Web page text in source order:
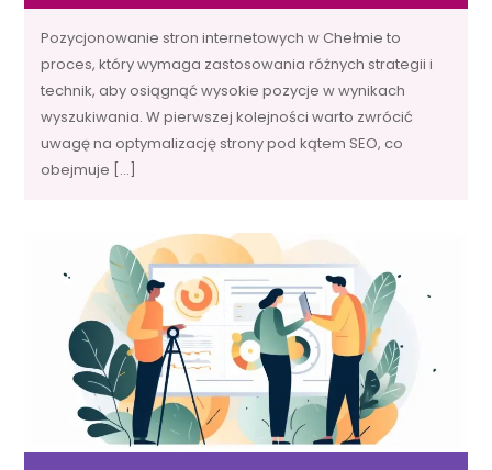
Pozycjonowanie stron internetowych w Chełmie to
proces, który wymaga zastosowania różnych strategii i
technik, aby osiągnąć wysokie pozycje w wynikach
wyszukiwania. W pierwszej kolejności warto zwrócić
uwagę na optymalizację strony pod kątem SEO, co
obejmuje […]